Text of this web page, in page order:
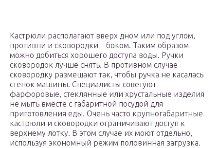
Кастрюли располагают вверх дном или под углом,
противни и сковородки – боком. Таким образом
можно добиться хорошего доступа воды. Ручки
сковородок лучше снять. В противном случае
сковородку размещают так, чтобы ручка не касалась
стенок машины. Специалисты советуют
фарфоровые, стеклянные или хрустальные изделия
не мыть вместе с габаритной посудой для
приготовления еды. Очень часто крупногабаритные
кастрюли и сковородки ограничивают доступ к
верхнему лотку. В этом случае их моют отдельно,
используя экономный режим половинная загрузка.